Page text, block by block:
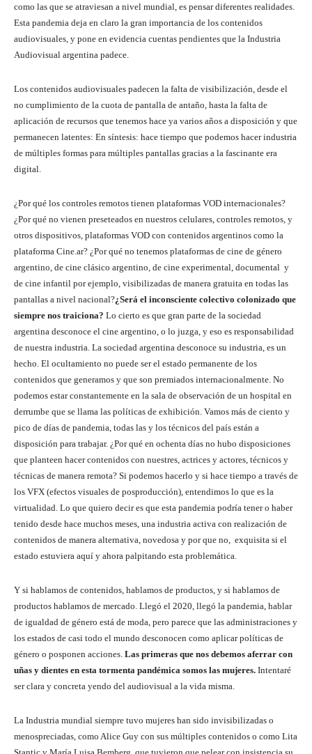
como las que se atraviesan a nivel mundial, es pensar diferentes realidades.
Esta pandemia deja en claro la gran importancia de los contenidos
audiovisuales, y pone en evidencia cuentas pendientes que la Industria
Audiovisual argentina padece.
Los contenidos audiovisuales padecen la falta de visibilización, desde el
no cumplimiento de la cuota de pantalla de antaño, hasta la falta de
aplicación de recursos que tenemos hace ya varios años a disposición y que
permanecen latentes: En síntesis: hace tiempo que podemos hacer industria
de múltiples formas para múltiples pantallas gracias a la fascinante era
digital.
¿Por qué los controles remotos tienen plataformas VOD internacionales?
¿Por qué no vienen preseteados en nuestros celulares, controles remotos, y
otros dispositivos, plataformas VOD con contenidos argentinos como la
plataforma Cine.ar? ¿Por qué no tenemos plataformas de cine de género
argentino, de cine clásico argentino, de cine experimental, documental y
de cine infantil por ejemplo, visibilizadas de manera gratuita en todas las
pantallas a nivel nacional?¿Será el inconsciente colectivo colonizado que
siempre nos traiciona? Lo cierto es que gran parte de la sociedad
argentina desconoce el cine argentino, o lo juzga, y eso es responsabilidad
de nuestra industria. La sociedad argentina desconoce su industria, es un
hecho. El ocultamiento no puede ser el estado permanente de los
contenidos que generamos y que son premiados internacionalmente. No
podemos estar constantemente en la sala de observación de un hospital en
derrumbe que se llama las políticas de exhibición. Vamos más de ciento y
pico de días de pandemia, todas las y los técnicos del país están a
disposición para trabajar. ¿Por qué en ochenta días no hubo disposiciones
que planteen hacer contenidos con nuestres, actrices y actores, técnicos y
técnicas de manera remota? Si podemos hacerlo y si hace tiempo a través de
los VFX (efectos visuales de posproducción), entendimos lo que es la
virtualidad. Lo que quiero decir es que esta pandemia podría tener o haber
tenido desde hace muchos meses, una industria activa con realización de
contenidos de manera alternativa, novedosa y por que no, exquisita si el
estado estuviera aquí y ahora palpitando esta problemática.
Y si hablamos de contenidos, hablamos de productos, y si hablamos de
productos hablamos de mercado. Llegó el 2020, llegó la pandemia, hablar
de igualdad de género está de moda, pero parece que las administraciones y
los estados de casi todo el mundo desconocen como aplicar políticas de
género o posponen acciones. Las primeras que nos debemos aferrar con
uñas y dientes en esta tormenta pandémica somos las mujeres. Intentaré
ser clara y concreta yendo del audiovisual a la vida misma.
La Industria mundial siempre tuvo mujeres han sido invisibilizadas o
menospreciadas, como Alice Guy con sus múltiples contenidos o como Lita